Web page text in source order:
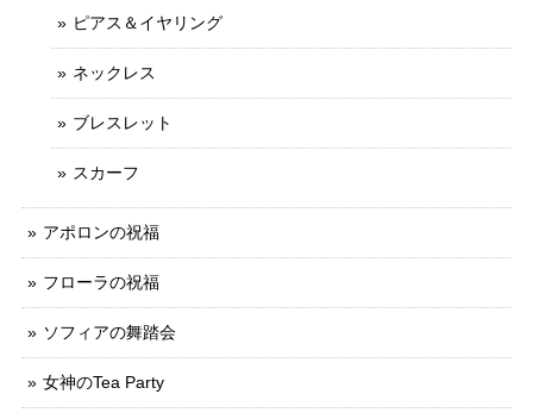
ピアス＆イヤリング
ネックレス
ブレスレット
スカーフ
アポロンの祝福
フローラの祝福
ソフィアの舞踏会
女神のTea Party